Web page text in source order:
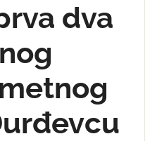
dva